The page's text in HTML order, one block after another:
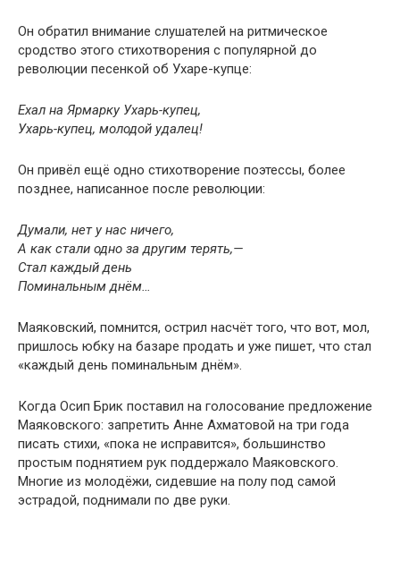
Он обратил внимание слушателей на ритмическое
сродство этого стихотворения с популярной до
революции песенкой об Ухаре-купце:
Ехал на Ярмарку Ухарь-купец,
Ухарь-купец, молодой удалец!
Он привёл ещё одно стихотворение поэтессы, более
позднее, написанное после революции:
Думали, нет у нас ничего,
А как стали одно за другим терять,—
Стал каждый день
Поминальным днём…
Маяковский, помнится, острил насчёт того, что вот, мол,
пришлось юбку на базаре продать и уже пишет, что стал
«каждый день поминальным днём».
Когда Осип Брик поставил на голосование предложение
Маяковского: запретить Анне Ахматовой на три года
писать стихи, «пока не исправится», большинство
простым поднятием рук поддержало Маяковского.
Многие из молодёжи, сидевшие на полу под самой
эстрадой, поднимали по две руки.